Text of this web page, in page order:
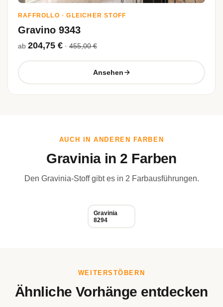
RAFFROLLO · GLEICHER STOFF
Gravino 9343
ab 204,75 € · 455,00 €
Ansehen
AUCH IN ANDEREN FARBEN
Gravinia in 2 Farben
Den Gravinia-Stoff gibt es in 2 Farbausführungen.
Gravinia
8294
WEITERSTÖBERN
Ähnliche Vorhänge entdecken